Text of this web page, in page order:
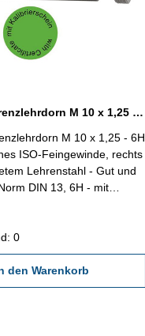
Gewinde-Grenzlehrdorn M 10 x 1,25 - 6H DIN 13
M 10 x 1,25 - 6H
ISO-Feingewinde, rechts
Lehrenstahl - Gut und
DIN 13, 6H - mit
0
den Warenkorb